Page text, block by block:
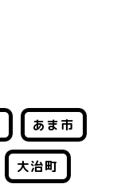
あま市
大治町